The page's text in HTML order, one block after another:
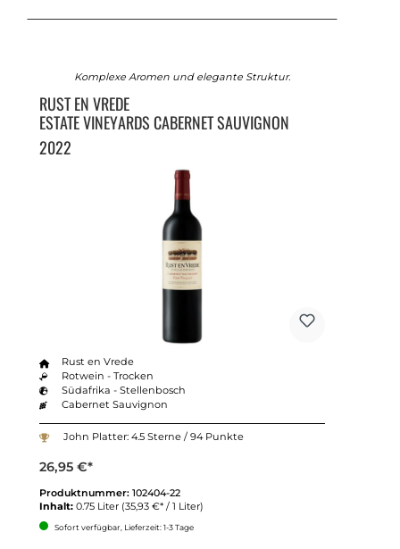
Komplexe Aromen und elegante Struktur.
RUST EN VREDE
ESTATE VINEYARDS CABERNET SAUVIGNON
2022
Rust en Vrede
Rotwein - Trocken
Südafrika - Stellenbosch
Cabernet Sauvignon
John Platter: 4.5 Sterne / 94 Punkte
26,95 €*
Produktnummer: 102404-22
Inhalt: 0.75 Liter (35,93 €* / 1 Liter)
Sofort verfügbar, Lieferzeit: 1-3 Tage